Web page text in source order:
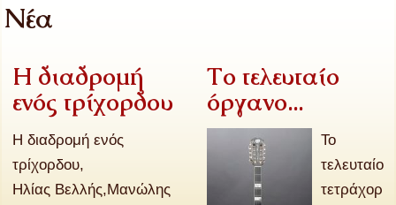
Νέα
Η διαδρομή
ενός τρίχορδου
Η διαδρομή ενός
τρίχορδου,
Ηλίας Βελλής,Μανώλης
Το τελευταίο
όργανο...
Το
τελευταίο
τετράχορ